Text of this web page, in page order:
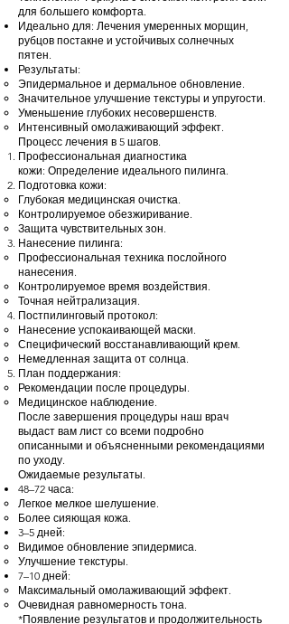
для большего комфорта.
Идеально для: Лечения умеренных морщин,
рубцов постакне и устойчивых солнечных
пятен.
Результаты:
Эпидермальное и дермальное обновление.
Значительное улучшение текстуры и упругости.
Уменьшение глубоких несовершенств.
Интенсивный омолаживающий эффект.
Процесс лечения в 5 шагов.
Профессиональная диагностика
кожи: Определение идеального пилинга.
Подготовка кожи:
Глубокая медицинская очистка.
Контролируемое обезжиривание.
Защита чувствительных зон.
Нанесение пилинга:
Профессиональная техника послойного
нанесения.
Контролируемое время воздействия.
Точная нейтрализация.
Постпилинговый протокол:
Нанесение успокаивающей маски.
Специфический восстанавливающий крем.
Немедленная защита от солнца.
План поддержания:
Рекомендации после процедуры.
Медицинское наблюдение.
После завершения процедуры наш врач
выдаст вам лист со всеми подробно
описанными и объясненными рекомендациями
по уходу.
Ожидаемые результаты.
48–72 часа:
Легкое мелкое шелушение.
Более сияющая кожа.
3–5 дней:
Видимое обновление эпидермиса.
Улучшение текстуры.
7–10 дней:
Максимальный омолаживающий эффект.
Очевидная равномерность тона.
*Появление результатов и продолжительность